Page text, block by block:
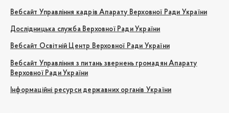
Вебсайт Управління кадрів Апарату Верховної Ради України
Дослідницька служба Верховної Ради України
Вебсайт Освітній Центр Верховної Ради України
Вебсайт Управління з питань звернень громадян Апарату
Верховної Ради України
Інформаційні ресурси державних органів України